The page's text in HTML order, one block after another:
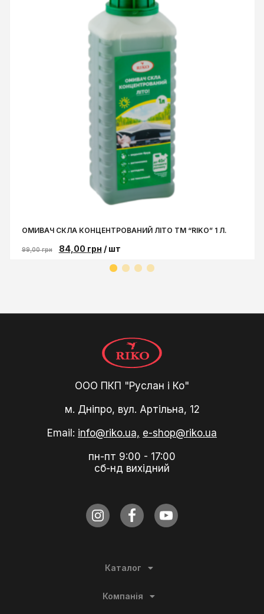
ОМИВАЧ СКЛА КОНЦЕНТРОВАНИЙ ЛIТО ТМ “RIKO” 1 Л.
99,00грн 84,00 грн / шт
ООО ПКП "Руслан і Ко"
м. Дніпро, вул. Артільна, 12
Email: info@riko.ua, e-shop@riko.ua
пн-пт 9:00 - 17:00
сб-нд вихідний
Каталог
Компанія